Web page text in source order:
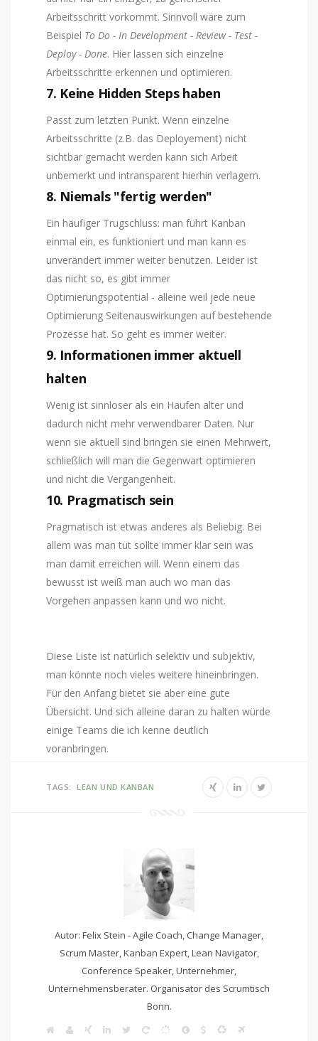
Arbeitsschritt vorkommt. Sinnvoll wäre zum
Beispiel To Do - In Development - Review - Test -
Deploy - Done. Hier lassen sich einzelne
Arbeitsschritte erkennen und optimieren.
7. Keine Hidden Steps haben
Passt zum letzten Punkt. Wenn einzelne
Arbeitsschritte (z.B. das Deployement) nicht
sichtbar gemacht werden kann sich Arbeit
unbemerkt und intransparent hierhin verlagern.
8. Niemals "fertig werden"
Ein häufiger Trugschluss: man führt Kanban
einmal ein, es funktioniert und man kann es
unverändert immer weiter benutzen. Leider ist
das nicht so, es gibt immer
Optimierungspotential - alleine weil jede neue
Optimierung Seitenauswirkungen auf bestehende
Prozesse hat. So geht es immer weiter.
9. Informationen immer aktuell
halten
Wenig ist sinnloser als ein Haufen alter und
dadurch nicht mehr verwendbarer Daten. Nur
wenn sie aktuell sind bringen sie einen Mehrwert,
schließlich will man die Gegenwart optimieren
und nicht die Vergangenheit.
10. Pragmatisch sein
Pragmatisch ist etwas anderes als Beliebig. Bei
allem was man tut sollte immer klar sein was
man damit erreichen will. Wenn einem das
bewusst ist weiß man auch wo man das
Vorgehen anpassen kann und wo nicht.
Diese Liste ist natürlich selektiv und subjektiv,
man könnte noch vieles weitere hineinbringen.
Für den Anfang bietet sie aber eine gute
Übersicht. Und sich alleine daran zu halten würde
einige Teams die ich kenne deutlich
voranbringen.
TAGS: LEAN UND KANBAN
Autor: Felix Stein - Agile Coach, Change Manager,
Scrum Master, Kanban Expert, Lean Navigator,
Conference Speaker, Unternehmer,
Unternehmensberater. Organisator des Scrumtisch
Bonn.
W
A
X
L
S
L
S
K
F